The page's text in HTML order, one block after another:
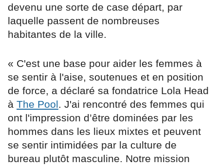
devenu une sorte de case départ, par
laquelle passent de nombreuses
habitantes de la ville.
« C'est une base pour aider les femmes à
se sentir à l'aise, soutenues et en position
de force, a déclaré sa fondatrice Lola Head
à The Pool. J'ai rencontré des femmes qui
ont l'impression d’être dominées par les
hommes dans les lieux mixtes et peuvent
se sentir intimidées par la culture de
bureau plutôt masculine. Notre mission